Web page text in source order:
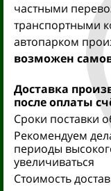
частными
транспортными
автопарком
возможен
Доставка
после оплаты
Сроки поставки
Рекомендуем
периоды
увеличиваться
Стоимость